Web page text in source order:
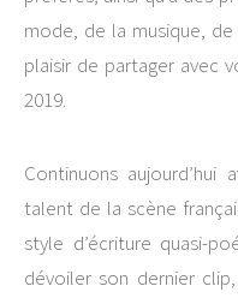
mode, de la musique,
plaisir de partager avec
2019.
Continuons aujourd’hui
talent de la scène
style d’écriture quasi-
dévoiler son dernier clip,